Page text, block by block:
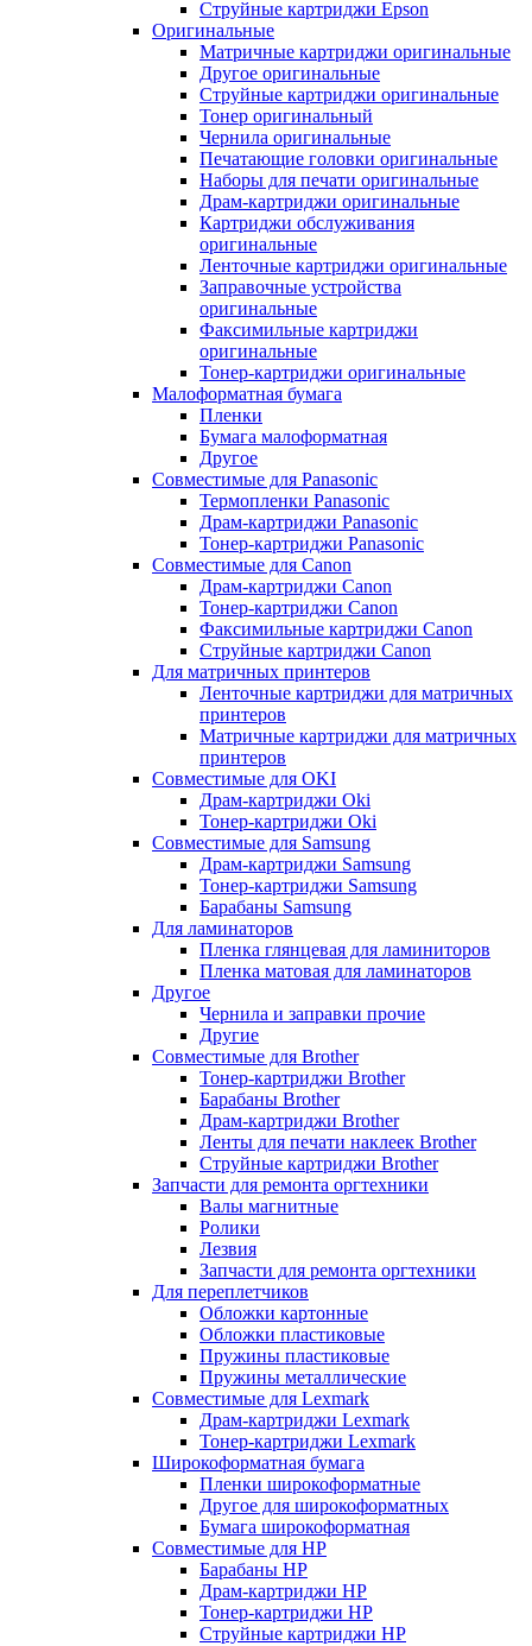
Струйные картриджи Epson
Оригинальные
Матричные картриджи оригинальные
Другое оригинальные
Струйные картриджи оригинальные
Тонер оригинальный
Чернила оригинальные
Печатающие головки оригинальные
Наборы для печати оригинальные
Драм-картриджи оригинальные
Картриджи обслуживания
оригинальные
Ленточные картриджи оригинальные
Заправочные устройства
оригинальные
Факсимильные картриджи
оригинальные
Тонер-картриджи оригинальные
Малоформатная бумага
Пленки
Бумага малоформатная
Другое
Совместимые для Panasonic
Термопленки Panasonic
Драм-картриджи Panasonic
Тонер-картриджи Panasonic
Совместимые для Canon
Драм-картриджи Canon
Тонер-картриджи Canon
Факсимильные картриджи Canon
Струйные картриджи Canon
Для матричных принтеров
Ленточные картриджи для матричных
принтеров
Матричные картриджи для матричных
принтеров
Совместимые для OKI
Драм-картриджи Oki
Тонер-картриджи Oki
Совместимые для Samsung
Драм-картриджи Samsung
Тонер-картриджи Samsung
Барабаны Samsung
Для ламинаторов
Пленка глянцевая для ламиниторов
Пленка матовая для ламинаторов
Другое
Чернила и заправки прочие
Другие
Совместимые для Brother
Тонер-картриджи Brother
Барабаны Brother
Драм-картриджи Brother
Ленты для печати наклеек Brother
Струйные картриджи Brother
Запчасти для ремонта оргтехники
Валы магнитные
Ролики
Лезвия
Запчасти для ремонта оргтехники
Для переплетчиков
Обложки картонные
Обложки пластиковые
Пружины пластиковые
Пружины металлические
Совместимые для Lexmark
Драм-картриджи Lexmark
Тонер-картриджи Lexmark
Широкоформатная бумага
Пленки широкоформатные
Другое для широкоформатных
Бумага широкоформатная
Совместимые для HP
Барабаны HP
Драм-картриджи HP
Тонер-картриджи HP
Струйные картриджи HP